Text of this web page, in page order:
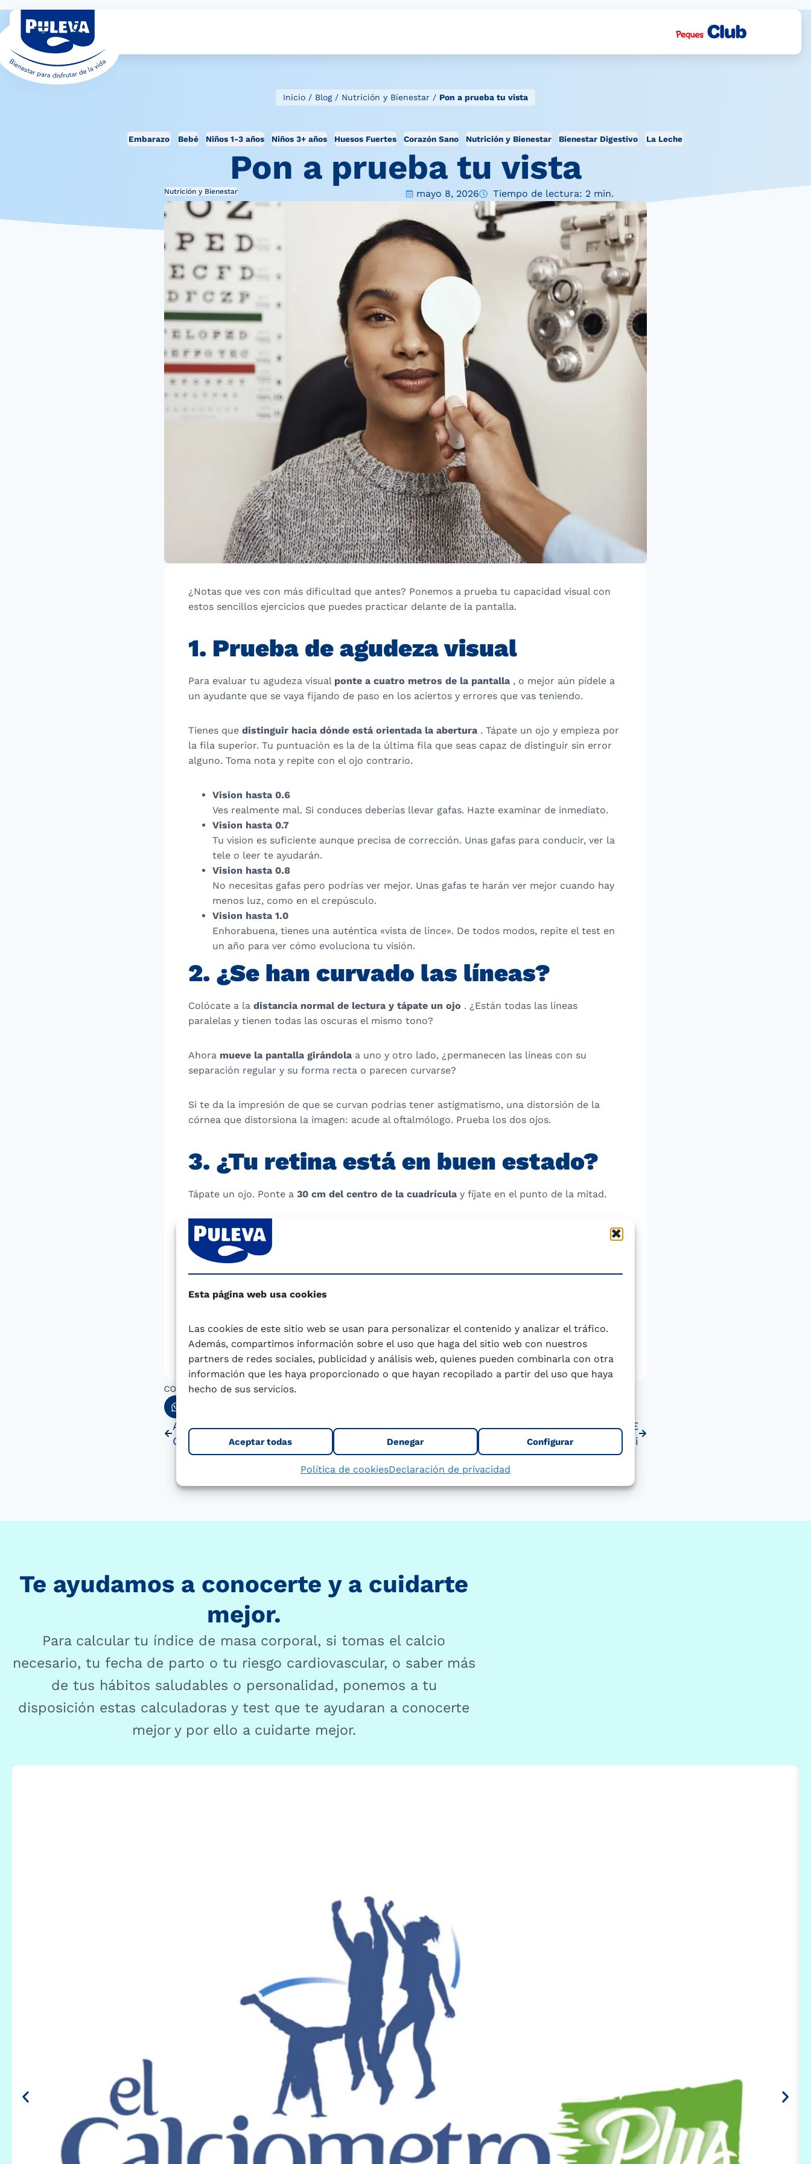
Esta página web usa cookies
Las cookies de este sitio web se usan para personalizar el contenido y analizar el tráfico.
Además, compartimos información sobre el uso que haga del sitio web con nuestros
partners de redes sociales, publicidad y análisis web, quienes pueden combinarla con otra
información que les haya proporcionado o que hayan recopilado a partir del uso que haya
hecho de sus servicios.
Aceptar todas Denegar Configurar
Política de cookiesDeclaración de privacidad
Inicio / Blog/ Nutrición y Bienestar / Pon a prueba tu vista
Embarazo Bebé Niños 1-3 años Niños 3+ años Huesos Fuertes Corazón Sano Nutrición y Bienestar Bienestar Digestivo La Leche
Pon a prueba tu vista
Nutrición y Bienestar mayo 8, 2026 Tiempo de lectura: 2 min.
¿Notas que ves con más dificultad que antes? Ponemos a prueba tu capacidad visual con
estos sencillos ejercicios que puedes practicar delante de la pantalla.
1. Prueba de agudeza visual
Para evaluar tu agudeza visual ponte a cuatro metros de la pantalla , o mejor aún pídele a
un ayudante que se vaya fijando de paso en los aciertos y errores que vas teniendo.
Tienes que distinguir hacia dónde está orientada la abertura . Tápate un ojo y empieza por
la fila superior. Tu puntuación es la de la última fila que seas capaz de distinguir sin error
alguno. Toma nota y repite con el ojo contrario.
Vision hasta 0.6
Ves realmente mal. Si conduces deberías llevar gafas. Hazte examinar de inmediato.
Vision hasta 0.7
Tu vision es suficiente aunque precisa de corrección. Unas gafas para conducir, ver la
tele o leer te ayudarán.
Vision hasta 0.8
No necesitas gafas pero podrías ver mejor. Unas gafas te harán ver mejor cuando hay
menos luz, como en el crepúsculo.
Vision hasta 1.0
Enhorabuena, tienes una auténtica «vista de lince». De todos modos, repite el test en
un año para ver cómo evoluciona tu visión.
2. ¿Se han curvado las líneas?
Colócate a la distancia normal de lectura y tápate un ojo . ¿Están todas las líneas
paralelas y tienen todas las oscuras el mismo tono?
Ahora mueve la pantalla girándola a uno y otro lado, ¿permanecen las líneas con su
separación regular y su forma recta o parecen curvarse?
Si te da la impresión de que se curvan podrías tener astigmatismo, una distorsión de la
córnea que distorsiona la imagen: acude al oftalmólogo. Prueba los dos ojos.
3. ¿Tu retina está en buen estado?
Tápate un ojo. Ponte a 30 cm del centro de la cuadrícula y fíjate en el punto de la mitad.
Si a ves las líneas interrumpidas en algún punto o con alguna curvatura, visita a tu
oftalmólogo para que te haga un examen, podría significar alguna alteración de tu retina.
Para finalizar, te recomendamos que visites a nuestro producto deleche Puleva Maxy
conozcas el resto de nuestra gama de leches.
Dra. Mª Teresa Iradier.Cirujano Oftalmólogo – Sport Life – Revista líder en España en
Deporte y Salud
COMPARTIR
ANTERIOR
Qué comer cuando se tiene úlcera de estómago
SIGUIENTE
Beneficios y curiosidades del caqui
Te ayudamos a conocerte y a cuidarte
mejor.
Para calcular tu índice de masa corporal, si tomas el calcio
necesario, tu fecha de parto o tu riesgo cardiovascular, o saber más
de tus hábitos saludables o personalidad, ponemos a tu
disposición estas calculadoras y test que te ayudaran a conocerte
mejor y por ello a cuidarte mejor.